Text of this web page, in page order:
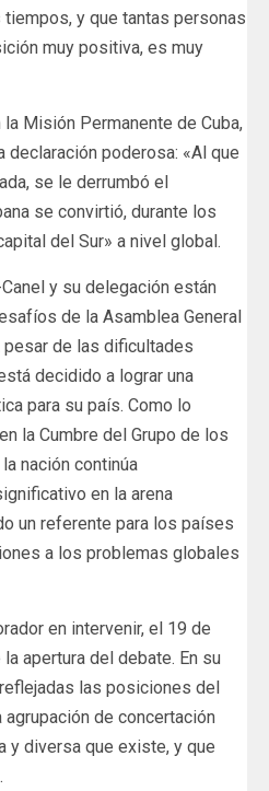
y que tantas personas
muy positiva, es muy
Misión Permanente de Cuba,
poderosa: «Al que
se le derrumbó el
se convirtió, durante los
del Sur» a nivel global.
y su delegación están
de la Asamblea General
pesar de las dificultades
decidido a lograr una
para su país. Como lo
la Cumbre del Grupo de los
nación continúa
en la arena
un referente para los países
a los problemas globales
en intervenir, el 19 de
apertura del debate. En su
las posiciones del
agrupación de concertación
y diversa que existe, y que